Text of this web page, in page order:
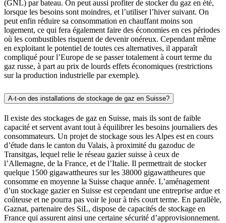
(GNL) par bateau. On peut aussi profiter de stocker du gaz en été,
lorsque les besoins sont moindres, et l’utiliser l’hiver suivant. On
peut enfin réduire sa consommation en chauffant moins son
logement, ce qui fera également faire des économies en ces périodes
où les combustibles risquent de devenir onéreux. Cependant même
en exploitant le potentiel de toutes ces alternatives, il apparaît
compliqué pour l’Europe de se passer totalement à court terme du
gaz russe, à part au prix de lourds effets économiques (restrictions
sur la production industrielle par exemple).
A-t-on des installations de stockage de gaz en Suisse?
Il existe des stockages de gaz en Suisse, mais ils sont de faible
capacité et servent avant tout à équilibrer les besoins journaliers des
consommateurs. Un projet de stockage sous les Alpes est en cours
d’étude dans le canton du Valais, à proximité du gazoduc de
Transitgas, lequel relie le réseau gazier suisse à ceux de
l’Allemagne, de la France, et de l’Italie. Il permettrait de stocker
quelque 1500 gigawattheures sur les 38000 gigawattheures que
consomme en moyenne la Suisse chaque année. L’aménagement
d’un stockage gazier en Suisse est cependant une entreprise ardue et
coûteuse et ne pourra pas voir le jour à très court terme. En parallèle,
Gaznat, partenaire des SiL, dispose de capacités de stockage en
France qui assurent ainsi une certaine sécurité d’approvisionnement.